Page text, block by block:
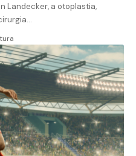
Landecker, a otoplastia,